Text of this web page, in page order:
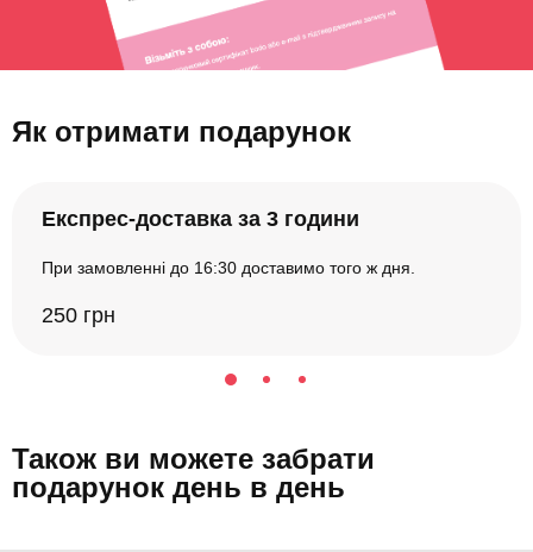
Як отримати подарунок
Експрес-доставка за 3 години
При замовленні до 16:30 доставимо того ж дня.
250 грн
Також ви можете забрати
подарунок день в день